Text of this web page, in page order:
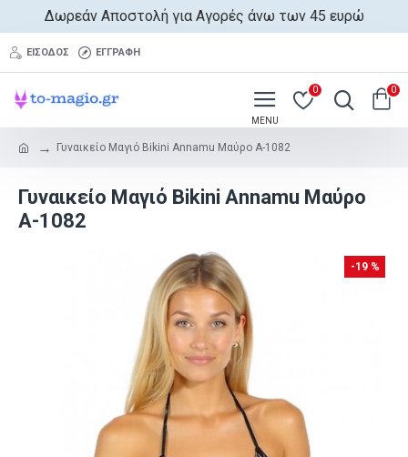
Δωρεάν Αποστολή για Αγορές άνω των 45 ευρώ
ΕΊΣΟΔΟΣ ΕΓΓΡΑΦΉ
0 0
Γυναικείο Μαγιό Bikini Annamu Μαύρο A-1082
Γυναικείο Μαγιό Bikini Annamu Μαύρο
A-1082
-19 %